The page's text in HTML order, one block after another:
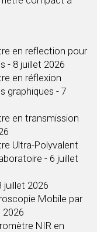
en reflection pour
- 8 juillet 2026
en réflexion
graphiques - 7
en transmission
Ultra-Polyvalent
- 6 juillet
juillet 2026
Mobile par
2026
NIR en